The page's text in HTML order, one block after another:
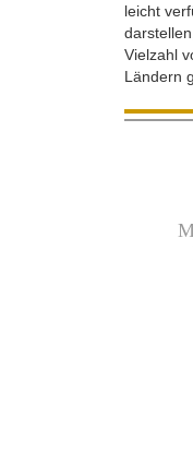
leicht
Vielzahl
Ländern